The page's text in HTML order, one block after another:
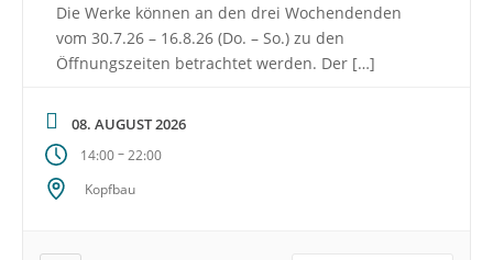
Die Werke können an den drei Wochendenden
vom 30.7.26 – 16.8.26 (Do. – So.) zu den
Öffnungszeiten betrachtet werden. Der […]
08. AUGUST 2026
14:00– 22:00
Kopfbau